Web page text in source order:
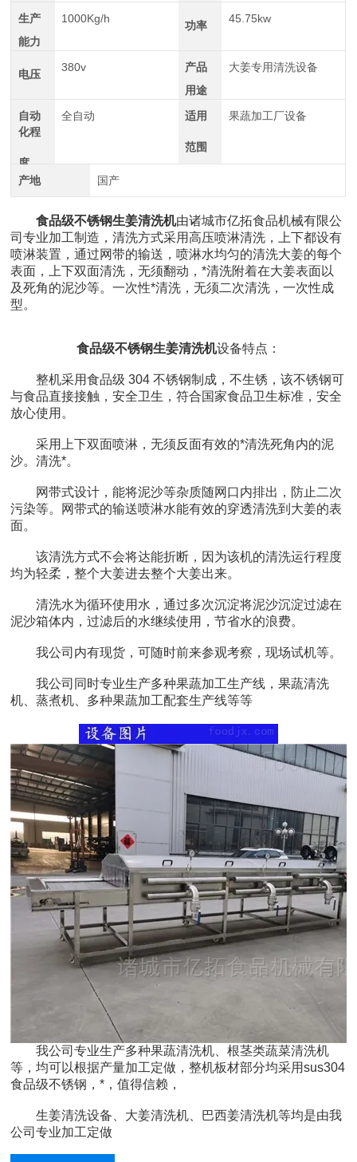
生产
能力
1000Kg/h
功率
45.75kw
电压
380v
产品
用途
大姜专用清洗设备
自动
化程
度
全自动 适用
范围
果蔬加工厂设备
产地 国产
食品级不锈钢生姜清洗机由诸城市亿拓食品机械有限公
司专业加工制造，清洗方式采用高压喷淋清洗，上下都设有
喷淋装置，通过网带的输送，喷淋水均匀的清洗大姜的每个
表面，上下双面清洗，无须翻动，*清洗附着在大姜表面以
及死角的泥沙等。一次性*清洗，无须二次清洗，一次性成
型。
食品级不锈钢生姜清洗机设备特点：
整机采用食品级 304 不锈钢制成，不生锈，该不锈钢可
与食品直接接触，安全卫生，符合国家食品卫生标准，安全
放心使用。
采用上下双面喷淋，无须反面有效的*清洗死角内的泥
沙。清洗*。
网带式设计，能将泥沙等杂质随网口内排出，防止二次
污染等。网带式的输送喷淋水能有效的穿透清洗到大姜的表
面。
该清洗方式不会将达能折断，因为该机的清洗运行程度
均为轻柔，整个大姜进去整个大姜出来。
清洗水为循环使用水，通过多次沉淀将泥沙沉淀过滤在
泥沙箱体内，过滤后的水继续使用，节省水的浪费。
我公司内有现货，可随时前来参观考察，现场试机等。
我公司同时专业生产多种果蔬加工生产线，果蔬清洗
机、蒸煮机、多种果蔬加工配套生产线等等
我公司专业生产多种果蔬清洗机、根茎类蔬菜清洗机
等，均可以根据产量加工定做，整机板材部分均采用sus304
食品级不锈钢，*，值得信赖，
生姜清洗设备、大姜清洗机、巴西姜清洗机等均是由我
公司专业加工定做